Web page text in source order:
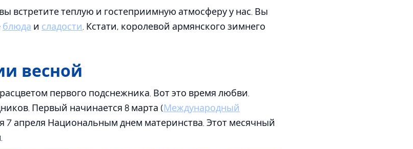
встретите теплую и гостеприимную атмосферу у нас. Вы
блюда и сладости. Кстати, королевой армянского зимнего
весной
первого подснежника. Вот это время любви.
Первый начинается 8 марта (Международный
7 апреля Национальным днем ​​материнства. Этот месячный